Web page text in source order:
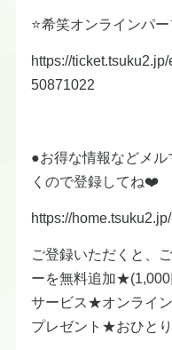
⭐️希笑オンラインパ
https://
50871022
●お得な情報などメ
くので登録してね❤️
https://
ご登録いただくと、
ーを無料追加
サービス★オンライ
プレゼント★おひと